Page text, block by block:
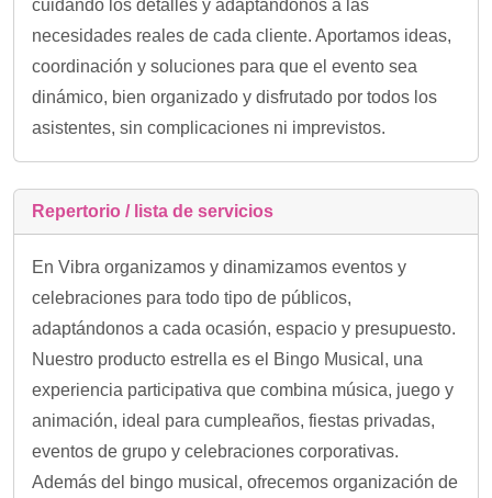
cuidando los detalles y adaptándonos a las
necesidades reales de cada cliente. Aportamos ideas,
coordinación y soluciones para que el evento sea
dinámico, bien organizado y disfrutado por todos los
asistentes, sin complicaciones ni imprevistos.
Repertorio / lista de servicios
En Vibra organizamos y dinamizamos eventos y
celebraciones para todo tipo de públicos,
adaptándonos a cada ocasión, espacio y presupuesto.
Nuestro producto estrella es el Bingo Musical, una
experiencia participativa que combina música, juego y
animación, ideal para cumpleaños, fiestas privadas,
eventos de grupo y celebraciones corporativas.
Además del bingo musical, ofrecemos organización de